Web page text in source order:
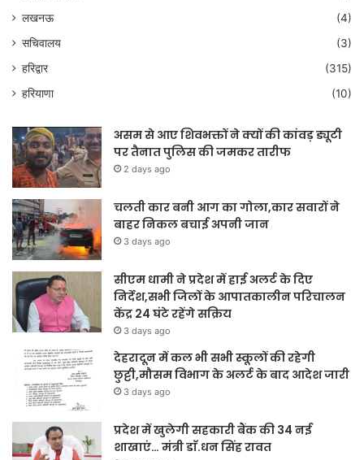
लखनऊ
(4)
सचिवालय
(3)
हरिद्वार
(315)
हरियाणा
(10)
असम से आए शिवभक्तों ने क्यों की कांवड़ ड्यूटी
पर तैनात पुलिस की जमकर तारीफ
2 days ago
चलती कार बनी आग का गोला,कार सवारों ने
बाहर निकल बचाई अपनी जान
3 days ago
सीएम धामी ने प्रदेश में हाई अलर्ट के दिए
निर्देश,सभी जिलों के आपातकालीन परिचालन
केंद्र 24 घंटे रहेंगे सक्रिय
3 days ago
देहरादून में कल भी सभी स्कूलों की रहेगी
छुट्टी,मौसम विभाग के अलर्ट के बाद आदेश जारी
3 days ago
प्रदेश में खुलेगी सहकारी बैंक की 34 नई
शाखाएं… मंत्री डाॅ.धन सिंह रावत